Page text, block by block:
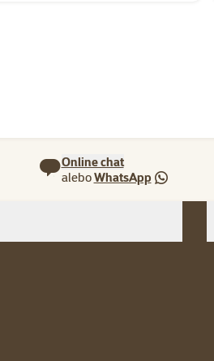
Online chat
aleboWhatsApp